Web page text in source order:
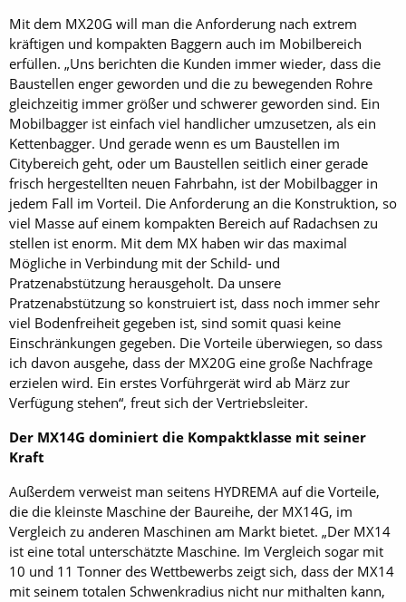
Mit dem MX20G will man die Anforderung nach extrem
kräftigen und kompakten Baggern auch im Mobilbereich
erfüllen. „Uns berichten die Kunden immer wieder, dass die
Baustellen enger geworden und die zu bewegenden Rohre
gleichzeitig immer größer und schwerer geworden sind. Ein
Mobilbagger ist einfach viel handlicher umzusetzen, als ein
Kettenbagger. Und gerade wenn es um Baustellen im
Citybereich geht, oder um Baustellen seitlich einer gerade
frisch hergestellten neuen Fahrbahn, ist der Mobilbagger in
jedem Fall im Vorteil. Die Anforderung an die Konstruktion, so
viel Masse auf einem kompakten Bereich auf Radachsen zu
stellen ist enorm. Mit dem MX haben wir das maximal
Mögliche in Verbindung mit der Schild- und
Pratzenabstützung herausgeholt. Da unsere
Pratzenabstützung so konstruiert ist, dass noch immer sehr
viel Bodenfreiheit gegeben ist, sind somit quasi keine
Einschränkungen gegeben. Die Vorteile überwiegen, so dass
ich davon ausgehe, dass der MX20G eine große Nachfrage
erzielen wird. Ein erstes Vorführgerät wird ab März zur
Verfügung stehen“, freut sich der Vertriebsleiter.
Der MX14G dominiert die Kompaktklasse mit seiner
Kraft
Außerdem verweist man seitens HYDREMA auf die Vorteile,
die die kleinste Maschine der Baureihe, der MX14G, im
Vergleich zu anderen Maschinen am Markt bietet. „Der MX14
ist eine total unterschätzte Maschine. Im Vergleich sogar mit
10 und 11 Tonner des Wettbewerbs zeigt sich, dass der MX14
mit seinem totalen Schwenkradius nicht nur mithalten kann,